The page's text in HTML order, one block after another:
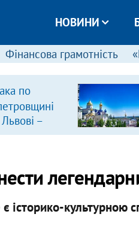
НОВИНИ
Фінансова грамотність
по
–
є історико-